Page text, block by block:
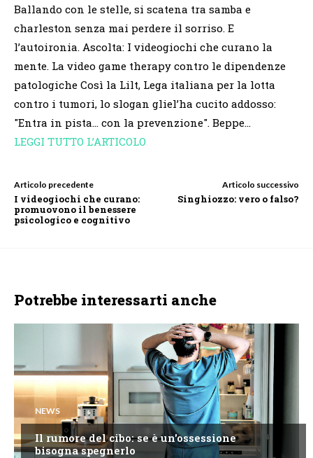
Ballando con le stelle, si scatena tra samba e
charleston senza mai perdere il sorriso. E
l’autoironia. Ascolta: I videogiochi che curano la
mente. La video game therapy contro le dipendenze
patologiche Così la Lilt, Lega italiana per la lotta
contro i tumori, lo slogan gliel’ha cucito addosso:
"Entra in pista… con la prevenzione". Beppe…
LEGGI TUTTO L’ARTICOLO
Articolo precedente
I videogiochi che curano:
promuovono il benessere
psicologico e cognitivo
Articolo successivo
Singhiozzo: vero o falso?
Potrebbe interessarti anche
NEWS
Il rumore del cibo: se è un'ossessione
bisogna spegnerlo